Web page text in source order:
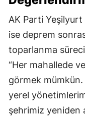
AK Parti Yeşilyurt
ise deprem
toparlanma
“Her mahallede
görmek mümkün.
yerel
şehrimiz yeniden